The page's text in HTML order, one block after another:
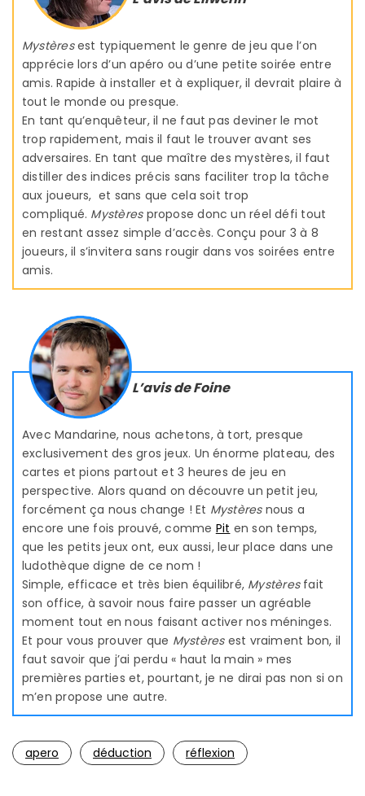
Mystèresest typiquement le genre de jeu que l’on
apprécie lors d’un apéro ou d’une petite soirée entre
amis. Rapide à installer et à expliquer, il devrait plaire à
tout le monde ou presque.
En tant qu’enquêteur, il ne faut pas deviner le mot
trop rapidement, mais il faut le trouver avant ses
adversaires. En tant que maître des mystères, il faut
distiller des indices précis sans faciliter trop la tâche
aux joueurs, et sans que cela soit trop
compliqué. Mystèrespropose donc un réel défi tout
en restant assez simple d’accès. Conçu pour 3 à 8
joueurs, il s’invitera sans rougir dans vos soirées entre
amis.
L’avis de Foine
Avec Mandarine, nous achetons, à tort, presque
exclusivement des gros jeux. Un énorme plateau, des
cartes et pions partout et 3 heures de jeu en
perspective. Alors quand on découvre un petit jeu,
forcément ça nous change ! Et Mystèresnous a
encore une fois prouvé, comme Pit en son temps,
que les petits jeux ont, eux aussi, leur place dans une
ludothèque digne de ce nom !
Simple, efficace et très bien équilibré, Mystèresfait
son office, à savoir nous faire passer un agréable
moment tout en nous faisant activer nos méninges.
Et pour vous prouver que Mystèresest vraiment bon, il
faut savoir que j’ai perdu « haut la main » mes
premières parties et, pourtant, je ne dirai pas non si on
m’en propose une autre.
apero déduction réflexion